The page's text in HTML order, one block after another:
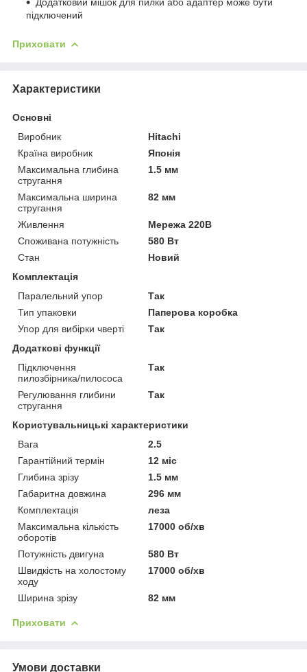
підключений
Приховати
Характеристики
Основні
Виробник
Hitachi
Країна виробник
Японія
Максимальна глибина
стругання
1.5 мм
Максимальна ширина
стругання
82 мм
Живлення
Мережа 220В
Споживана потужність
580 Вт
Стан
Новий
Комплектація
Паралельний упор
Так
Тип упаковки
Паперова коробка
Упор для вибірки чверті
Так
Додаткові функції
Підключення
пилозбірника/пилососа
Так
Регулювання глибини
стругання
Так
Користувальницькі характеристики
Вага
2.5
Гарантійний термін
12 міс
Глибина зрізу
1.5 мм
Габаритна довжина
296 мм
Комплектація
леза
Максимальна кількість
оборотів
17000 об/хв
Потужність двигуна
580 Вт
Швидкість на холостому
ходу
17000 об/хв
Ширина зрізу 82 мм
Приховати
Умови доставки